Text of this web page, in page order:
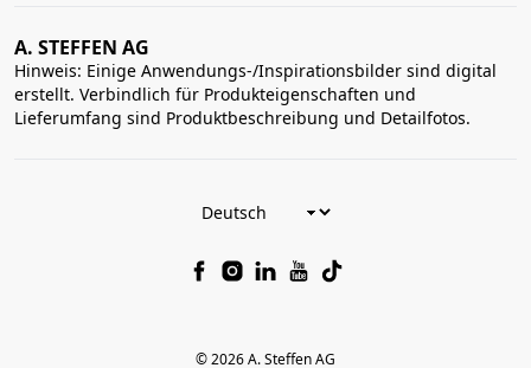
A. STEFFEN AG
Hinweis: Einige Anwendungs-/Inspirationsbilder sind digital
erstellt. Verbindlich für Produkteigenschaften und
Lieferumfang sind Produktbeschreibung und Detailfotos.
© 2026 A. Steffen AG